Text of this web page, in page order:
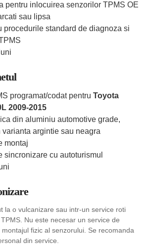
pentru inlocuirea senzorilor TPMS OE
sau lipsa
procedurile standard de diagnoza si
programat/codat pentru Toyota
2009-2015
din aluminiu automotive grade,
argintie sau neagra
montaj
sincronizare cu autoturismul
la o vulcanizare sau intr-un service roti
Nu este necesar un service de
fizic al senzorului. Se recomanda
din service.